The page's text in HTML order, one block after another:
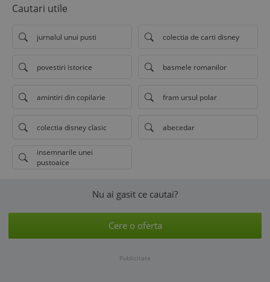
Cautari utile
jurnalul unui pusti colectia de carti disney
povestiri istorice basmele romanilor
amintiri din copilarie fram ursul polar
colectia disney clasic abecedar
insemnarile unei
pustoaice
Nu ai gasit ce cautai?
Cere o oferta
Publicitate